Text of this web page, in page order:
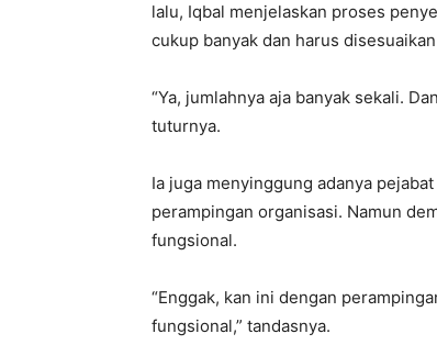
lalu, Iqbal menjelaskan proses
cukup banyak dan harus
“Ya, jumlahnya aja banyak sekali.
tuturnya.
Ia juga menyinggung adanya
perampingan organisasi. Namun
fungsional.
“Enggak, kan ini dengan
fungsional,” tandasnya.